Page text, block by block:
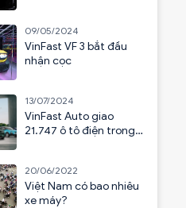
09/05/2024
VinFast VF 3 bắt đầu
nhận cọc
13/07/2024
VinFast Auto giao
21.747 ô tô điện trong
20/06/2022
Việt Nam có bao nhiêu
xe máy?